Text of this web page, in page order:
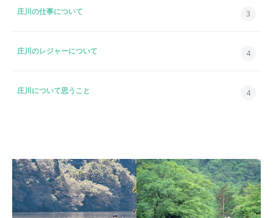
庄川の仕事について 3
庄川のレジャーについて 4
庄川について思うこと 4